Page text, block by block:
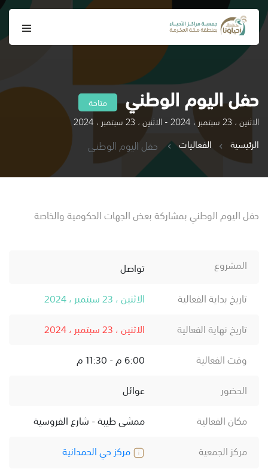
حفل اليوم الوطني متاحة
الاثنين ، 23 سبتمبر ، 2024 - الاثنين ، 23 سبتمبر ، 2024
الرئيسية
الفعاليات حفل اليوم الوطني
حفل اليوم الوطني بمشاركة بعض الجهات الحكومية والخاصة
المشروع
تواصل
تاريخ بداية الفعالية
الاثنين ، 23 سبتمبر ، 2024
تاريخ نهاية الفعالية
الاثنين ، 23 سبتمبر ، 2024
وقت الفعالية
6:00 م - 11:30 م
الحضور
عوائل
مكان الفعالية
ممشى طيبة - شارع الفروسية
مركز الجمعية
مركز حي الحمدانية